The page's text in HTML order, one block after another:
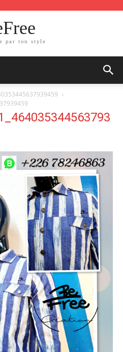
par ton style